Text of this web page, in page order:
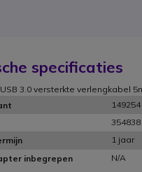
specificaties
USB 3.0 versterkte verlengkabel
149254
1 jaar
inbegrepen
N/A